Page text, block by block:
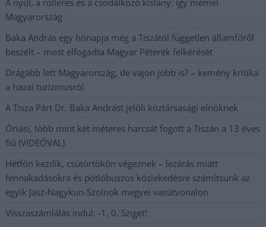
A nyúl, a rolleres és a csodálkozó kislány: így mémel
Magyarország
Baka András egy hónapja még a Tiszától független államfőről
beszélt – most elfogadta Magyar Péterék felkérését
Drágább lett Magyarország, de vajon jobb is? – kemény kritika
a hazai turizmusról
A Tisza Párt Dr. Baka Andrást jelöli köztársasági elnöknek
Óriási, több mint két méteres harcsát fogott a Tiszán a 13 éves
fiú (VIDEÓVAL)
Hétfőn kezdik, csütörtökön végeznek – lezárás miatt
fennakadásokra és pótlóbuszos közlekedésre számítsunk az
egyik Jász-Nagykun-Szolnok megyei vasútvonalon
Visszaszámlálás indul: -1, 0, Sziget!